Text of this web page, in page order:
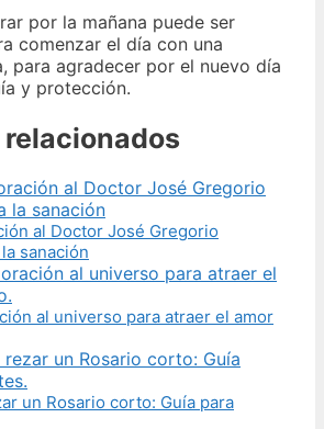
por la mañana puede ser
comenzar el día con una
para agradecer por el nuevo día
y protección.
al Doctor José Gregorio
sanación
al universo para atraer el amor
un Rosario corto: Guía para